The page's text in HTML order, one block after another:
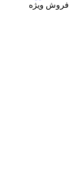
فروش ویژه